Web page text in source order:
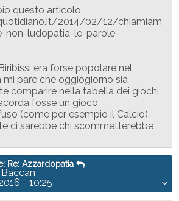
questo articolo
2014/02/12/chiamiam
non-ludopatia-le-parole-
era forse popolare nel
pare che oggiogiorno sia
comparire nella tabella dei giochi
fosse un gioco
(come per esempio il Calcio)
ci sarebbe chi scommetterebbe
Re: Azzardopatia
- 10:25